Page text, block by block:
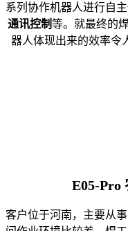
系列协作机器人进行自
通讯控制等。就最终的
器人体现出来的效率令
E05-Pro
客户位于河南，主要从